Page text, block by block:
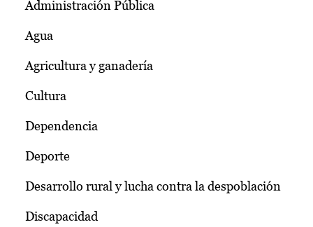
Administración Pública
Agua
Agricultura y ganadería
Cultura
Dependencia
Deporte
Desarrollo rural y lucha contra la despoblación
Discapacidad